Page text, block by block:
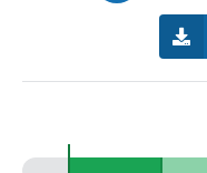
A Prefeitura
Obras